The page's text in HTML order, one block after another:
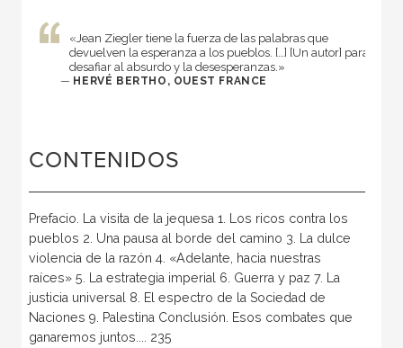
«Jean Ziegler tiene la fuerza de las palabras que
devuelven la esperanza a los pueblos. […] [Un autor] para
desafiar al absurdo y la desesperanzas.»
— HERVÉ BERTHO, OUEST FRANCE
CONTENIDOS
Prefacio. La visita de la jequesa 1. Los ricos contra los
pueblos 2. Una pausa al borde del camino 3. La dulce
violencia de la razón 4. «Adelante, hacia nuestras
raíces» 5. La estrategia imperial 6. Guerra y paz 7. La
justicia universal 8. El espectro de la Sociedad de
Naciones 9. Palestina Conclusión. Esos combates que
ganaremos juntos.... 235